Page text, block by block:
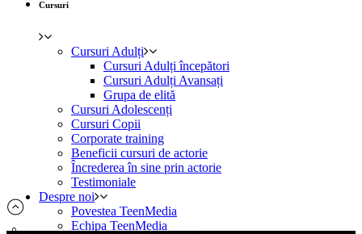
Cursuri
Cursuri Adulți
Cursuri Adulți începători
Cursuri Adulți Avansați
Grupa de elită
Cursuri Adolescenți
Cursuri Copii
Corporate training
Beneficii cursuri de actorie
Încrederea în sine prin actorie
Testimoniale
Despre noi
Povestea TeenMedia
Echipa TeenMedia